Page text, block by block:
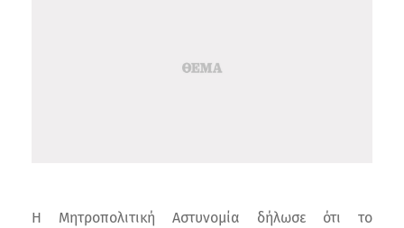
Η Μητροπολιτική Αστυνομία δήλωσε ότι το